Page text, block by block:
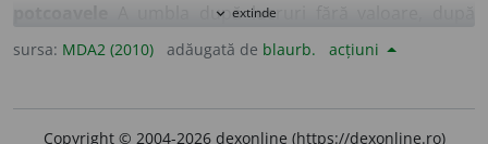
A umbla după lucruri fără valoare, după
himere.10 sm,a( )A se face ~ (sau
a face pe ~ul) în
expand_more extinde
sursa: MDA2 (2010) adăugată de blaurb. acțiuni
Copyright © 2004-2026 dexonline (https://dexonline.ro)